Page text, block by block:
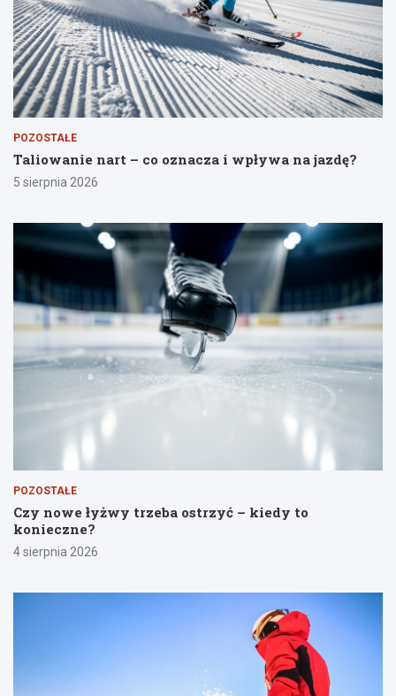
POZOSTAŁE
Taliowanie nart – co oznacza i wpływa na jazdę?
5 sierpnia 2026
POZOSTAŁE
Czy nowe łyżwy trzeba ostrzyć – kiedy to
konieczne?
4 sierpnia 2026